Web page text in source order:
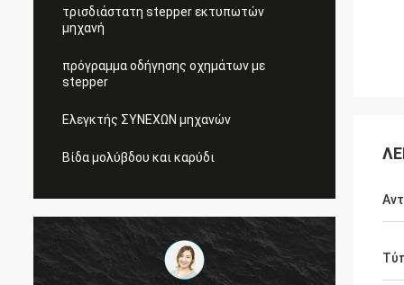
τρισδιάστατη stepper εκτυπωτών
μηχανή
πρόγραμμα οδήγησης οχημάτων με
stepper
Ελεγκτής ΣΥΝΕΧΩΝ μηχανών
Βίδα μολύβδου και καρύδι